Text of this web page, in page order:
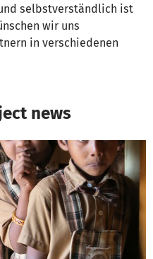
selbstverständlich ist
wir uns
in verschiedenen
news